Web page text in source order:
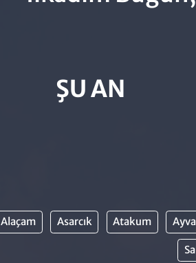
ŞU AN
Alaçam Asarcık Atakum